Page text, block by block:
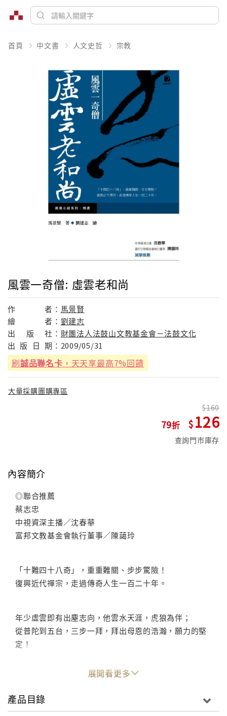
首頁 中文書 人文史哲 宗教
風雲一奇僧: 虛雲老和尚
作 者： 馬景賢
繪
者： 劉建志
出
版 社： 財團法人法鼓山文教基金會－法鼓文化
出 版 日 期： 2009/05/31
刷誠品聯名卡 ，天天享最高7%回饋
大量採購團購專區
79
160
126
查詢門市庫存
內容簡介
◎聯合推薦
蔡志忠
中視資深主播／沈春華
富邦文教基金會執行董事／陳藹玲
「十難四十八奇」，重重難關、步步驚險！
復興近代禪宗，走過傳奇人生一百二十年。
年少虛雲即有出塵志向，他雲水天涯，虎狼為伴；
從普陀到五台，三步一拜，拜出母恩的浩瀚，願力的堅
定！
八國聯軍撼醒沉睡的巨龍，世紀末動亂的時代，不安的
誰能帶領眾人走過混亂的年代？
展開看更多
產品目錄